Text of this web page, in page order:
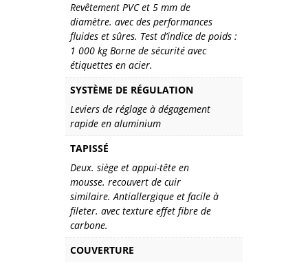
Revêtement PVC et 5 mm de
diamètre. avec des performances
fluides et sûres. Test d’indice de poids :
1 000 kg Borne de sécurité avec
étiquettes en acier.
SYSTÈME DE RÉGULATION
Leviers de réglage à dégagement
rapide en aluminium
TAPISSÉ
Deux. siège et appui-tête en
mousse. recouvert de cuir
similaire. Antiallergique et facile à
fileter. avec texture effet fibre de
carbone.
COUVERTURE